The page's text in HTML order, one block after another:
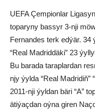
UEFA Çempionlar
toparyny bassyr 3-nji
Fernandes terk edýär.
“Real Madriddäki” 23
Bu barada taraplardan
njy ýylda “Real Madridiň”
2011-nji ýyldan bäri “A”
ätiýaçdan oýna giren